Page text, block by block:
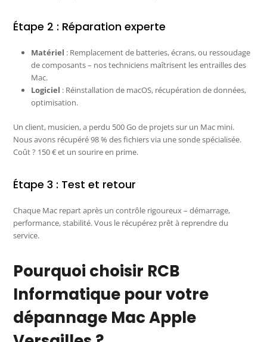
Étape 2 : Réparation experte
Matériel : Remplacement de batteries, écrans, ou ressoudage
de composants – nos techniciens maîtrisent les entrailles des
Mac.
Logiciel : Réinstallation de macOS, récupération de données,
optimisation.
Un client, musicien, a perdu 500 Go de projets sur un Mac mini.
Nous avons récupéré 98 % des fichiers via une sonde spécialisée.
Coût ? 150 € et un sourire en prime.
Étape 3 : Test et retour
Chaque Mac repart après un contrôle rigoureux – démarrage,
performance, stabilité. Vous le récupérez prêt à reprendre du
service.
Pourquoi choisir RCB
Informatique pour votre
dépannage Mac Apple